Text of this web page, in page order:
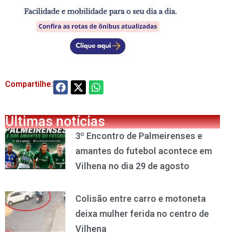
Compartilhe:
Últimas notícias
3º Encontro de Palmeirenses e
amantes do futebol acontece em
Vilhena no dia 29 de agosto
Colisão entre carro e motoneta
deixa mulher ferida no centro de
Vilhena